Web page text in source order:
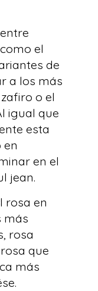
el
de
a los más
o el
igual que
esta
en el
jean.
rosa en
más
rosa
que
más